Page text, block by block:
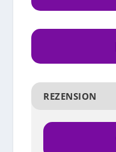
REZENSION